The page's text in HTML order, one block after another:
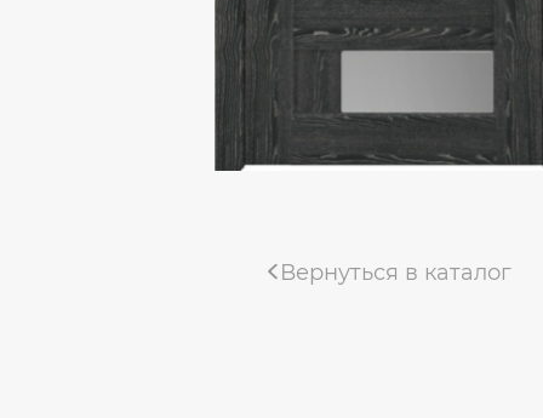
Коллекция «Деканто»
Uberture коллекция «TAMBURAT»
Фабрика «ALBERO»
Коллекция "Мегаполис Эко-вуд"
Вернуться в каталог